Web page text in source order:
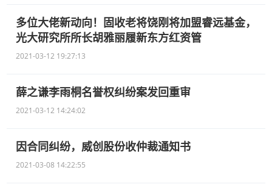
多位大佬新动向！固收老将饶刚将加盟睿远基金，
光大研究所所长胡雅丽履新东方红资管
2021-03-12 19:27:13
薛之谦李雨桐名誉权纠纷案发回重审
2021-03-12 14:24:02
因合同纠纷，威创股份收仲裁通知书
2021-03-08 14:22:55